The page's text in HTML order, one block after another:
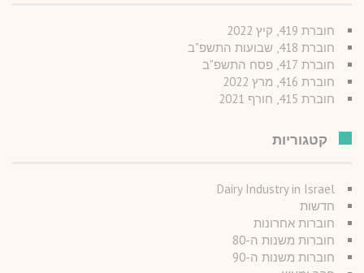
חוברת 419, קיץ 2022
חוברת 418, שבועות התשפ"ב
חוברת 417, פסח התשפ"ב
חוברת 416, מרץ 2022
חוברת 415, חורף 2021
קטגוריות
Dairy Industry in Israel
חדשות
חוברות אחרונות
חוברות משנות ה-80
חוברות משנות ה-90